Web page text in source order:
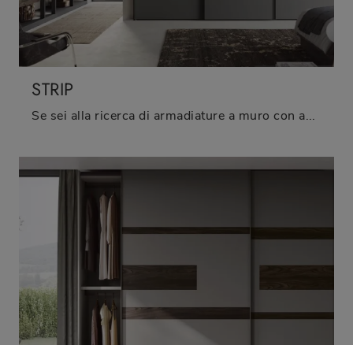
STRIP
Se sei alla ricerca di armadiature a muro con ante scorrevoli, clicca e scopri l'armadio Strip di Fimar in laccato opaco.